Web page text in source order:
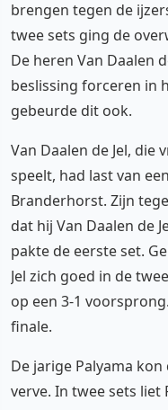
brengen tegen de
twee sets ging de
De heren Van Daalen
beslissing forceren in
gebeurde dit ook.
Van Daalen de Jel,
speelt, had last van
Branderhorst. Zijn
dat hij Van Daalen de
pakte de eerste set.
Jel zich goed in de
op een 3-1
finale.
De jarige Palyama
verve. In twee sets liet